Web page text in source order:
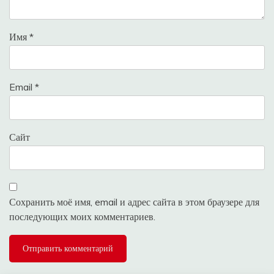
Имя *
Email *
Сайт
Сохранить моё имя, email и адрес сайта в этом браузере для
последующих моих комментариев.